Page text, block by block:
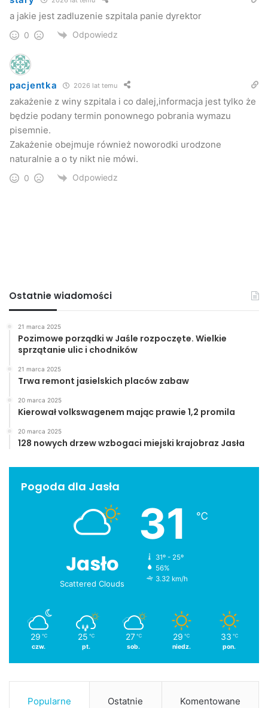
zgłoszeniu się do poradni neonatologicznej, aby jeszcze
raz dzieci te dokładnie przebadać, zgodnie z rutynową
ponownie zostaną pobrane wymazy, czy noworodki są
nosicielami tej patologicznej bakterii, czy nie.
– Ja sądzę, że problem najprawdopodobniej zakończy się,
natomiast tutaj musieliśmy wdrożyć takie działania
profilaktyczne, aby ustrzec ewentualne, następne
przychodzące na świat noworodki przed zakażeniem –
a jakie jest zadluzenie szpitala panie dyrektor
0 Odpowiedz
pacjentka 2026 lat temu
zakażenie z winy szpitala i co dalej,informacja jest tylko że
będzie podany termin ponownego pobrania wymazu
pisemnie.
Zakażenie obejmuje również noworodki urodzone
naturalnie a o ty nikt nie mówi.
0 Odpowiedz
Ostatnie wiadomości
21 marca 2025
Pozimowe porządki w Jaśle rozpoczęte. Wielkie
sprzątanie ulic i chodników
21 marca 2025
Trwa remont jasielskich placów zabaw
20 marca 2025
Kierował volkswagenem mając prawie 1,2 promila
20 marca 2025
128 nowych drzew wzbogaci miejski krajobraz Jasła
Pogoda dla Jasła
Jasło
Scattered Clouds
31 ℃
31º - 25º
56%
3.32 km/h
29 ℃
czw.
25 ℃
pt.
27 ℃
sob.
29 ℃
niedz.
33 ℃
pon.
Popularne Ostatnie Komentowane